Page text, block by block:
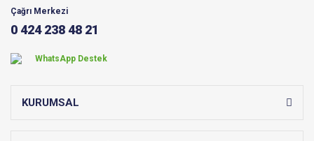
Çağrı Merkezi
0 424 238 48 21
WhatsApp Destek
KURUMSAL